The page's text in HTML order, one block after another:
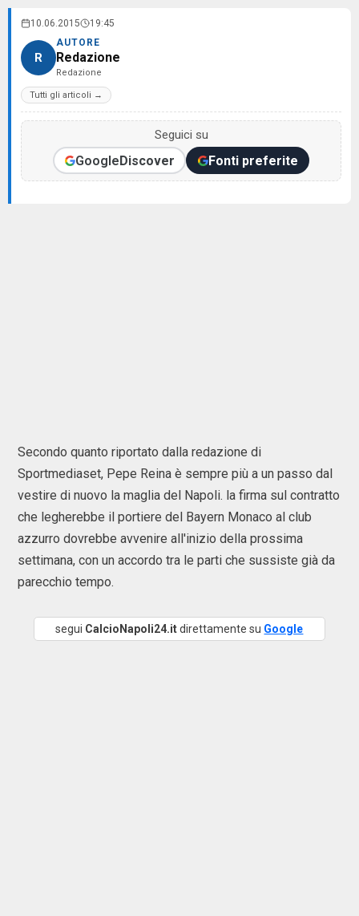
10.06.2015 19:45
R
AUTORE
Redazione
Redazione
Tutti gli articoli →
Seguici su
GoogleDiscover Fonti preferite
Secondo quanto riportato dalla redazione di
Sportmediaset, Pepe Reina è sempre più a un passo dal
vestire di nuovo la maglia del Napoli. la firma sul contratto
che legherebbe il portiere del Bayern Monaco al club
azzurro dovrebbe avvenire all'inizio della prossima
settimana, con un accordo tra le parti che sussiste già da
parecchio tempo.
segui CalcioNapoli24.itdirettamente su Google